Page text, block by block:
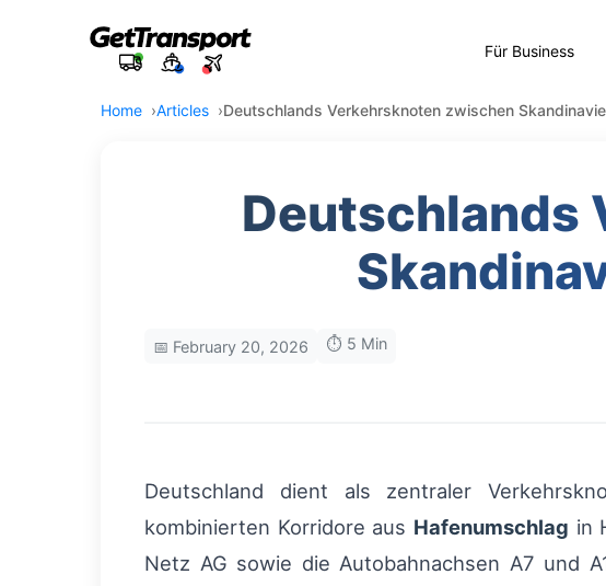
Für Business
Home Articles Deutschlands Verkehrsknoten zwischen
Deutschlands
📅 February 20, 2026 ⏱️ 5 Min
Deutschland dient als zentraler
kombinierten Korridore aus Hafenumschlag in
Netz AG sowie die Autobahnachsen A7 und